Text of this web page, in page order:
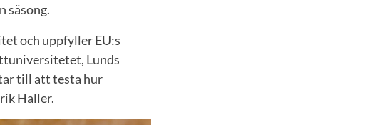
säsong.
och uppfyller EU:s
Lunds
till att testa hur
Haller.